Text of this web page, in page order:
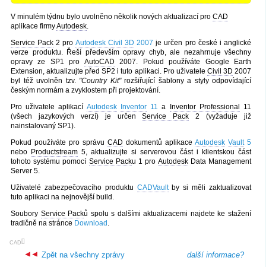
V minulém týdnu bylo uvolněno několik nových aktualizací pro CAD
aplikace firmyAutodesk.
Service Pack 2 pro Autodesk Civil 3D 2007 je určen pro české i anglické
verze produktu. Řeší především opravy chyb, ale nezahrnuje všechny
opravy ze SP1 pro AutoCAD 2007. Pokud používáte Google Earth
Extension, aktualizujte před SP2 i tuto aplikaci. Pro uživatele Civil 3D 2007
byl též uvolněn tzv. "Country Kit"rozšiřující šablony a styly odpovídající
českým normám a zvyklostem při projektování.
Pro uživatele aplikací Autodesk Inventor11 a Inventor Professional
11
(všech jazykových verzí) je určenService Pack 2 (vyžaduje již
nainstalovaný SP1).
Pokud používáte pro správu CAD dokumentů aplikace Autodesk Vault5
nebo Productstream 5, aktualizujte si serverovou část i klientskou část
tohoto systému pomocí Service Packu 1 pro AutodeskData Management
Server 5.
Uživatelé zabezpečovacího produktu CADVaultby si měli zaktualizovat
tuto aplikaci na nejnovější build.
Soubory Service Packů spolu s dalšími aktualizacemi najdete ke stažení
tradičně na stránce Download .
[
CAD ]
další informace?
Zpět na všechny zprávy